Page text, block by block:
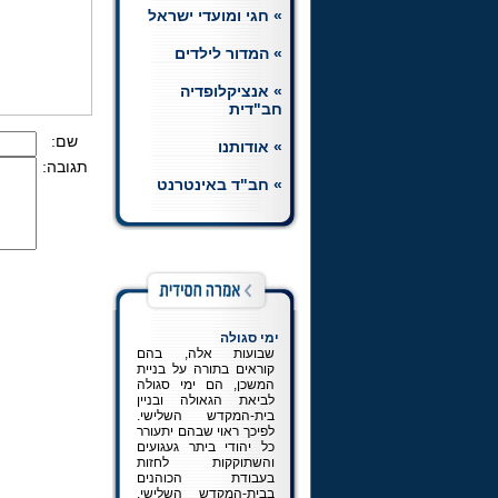
הצטרפו ללומדי השיעורים
היומיים בחומש, תהלים
ברמב"ם.לכניסה למדור
» חגי ומועדי ישראל
» המדור לילדים
» אנציקלופדיה
חב"דית
» אודותנו
» חב"ד באינטרנט
ימי סגולה
שבועות אלה, בהם
קוראים בתורה על בניית
המשכן, הם ימי סגולה
לביאת הגאולה ובניין
בית-המקדש השלישי.
לפיכך ראוי שבהם יתעורר
כל יהודי ביתר געגועים
והשתוקקות לחזות
בעבודת הכוהנים
בבית-המקדש השלישי,
שם:
תגובה: